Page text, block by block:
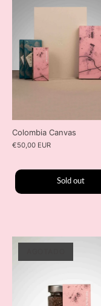
Colombia Canvas
€50,00 EUR
Sold out